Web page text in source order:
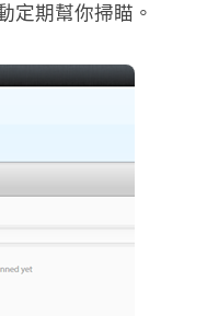
定期幫你掃瞄。